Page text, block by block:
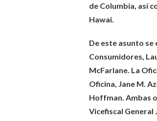
de Columbia, así
Hawai.
De este asunto se
Consumidores,
McFarlane. La
Oficina, Jane M.
Hoffman. Ambas
Vicefiscal General